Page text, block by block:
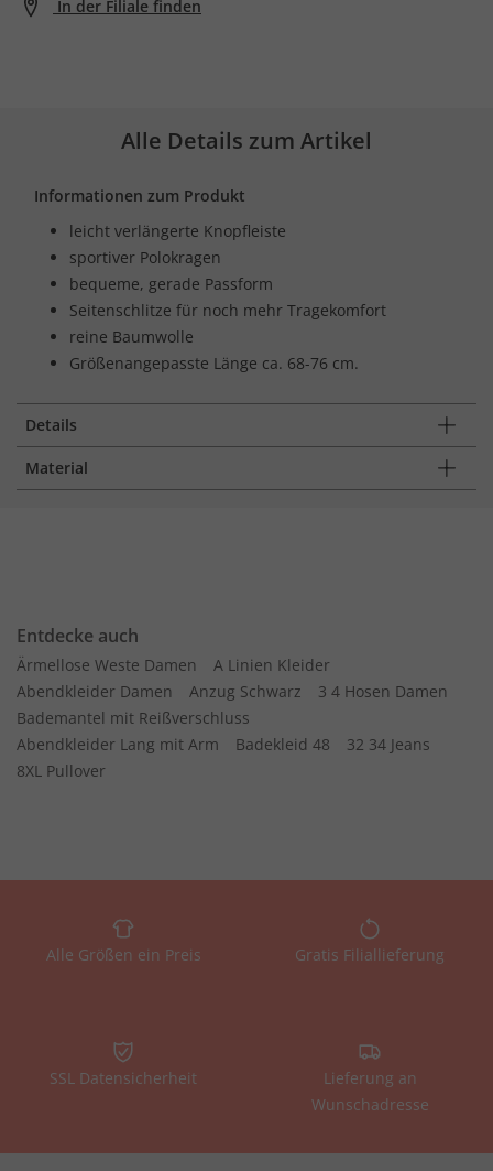
In der Filiale finden
Alle Details zum Artikel
Informationen zum Produkt
leicht verlängerte Knopfleiste
sportiver Polokragen
bequeme, gerade Passform
Seitenschlitze für noch mehr Tragekomfort
reine Baumwolle
Größenangepasste Länge ca. 68-76 cm.
Details
Material
Entdecke auch
Ärmellose Weste Damen
A Linien Kleider
Abendkleider Damen
Anzug Schwarz
3 4 Hosen Damen
Bademantel mit Reißverschluss
Abendkleider Lang mit Arm
Badekleid 48
32 34 Jeans
8XL Pullover
Alle Größen ein Preis Gratis Filiallieferung
SSL Datensicherheit
Lieferung an
Wunschadresse